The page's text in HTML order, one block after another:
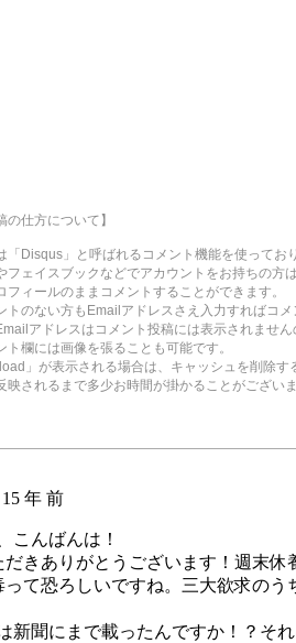
の仕方について】
Disqus」と呼ばれるコメント機能を使っており
ェイスブックなどでアカウントをお持ちの方
ィールのままコメントすることができます。
のない方もEmailアドレスさえ入力すればコメ
アドレスはコメント投稿には表示されません
欄には画像を張ることも可能です。
」が表示される場合は、キャッシュを削除す
れるまで多少お時間が掛かることがございま